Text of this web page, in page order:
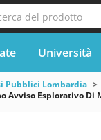
del prodotto
Università
Pubblici Lombardia
Avviso Esplorativo